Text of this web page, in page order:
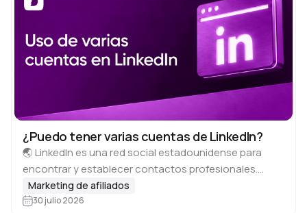
¿Puedo tener varias cuentas de LinkedIn?
🌏 LinkedIn es una red social estadounidense para
encontrar y establecer contactos profesionales.
Cuenta con 1.000 millones de usuarios registrados que
representan 150 sectores empresariales de 200
Marketing de afiliados
30 julio 2026